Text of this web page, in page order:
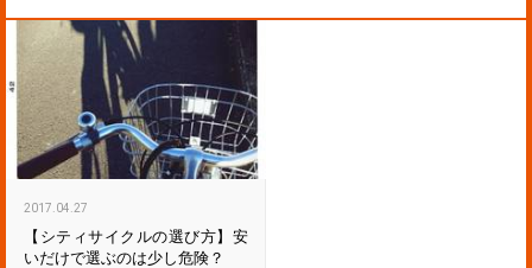
2017.04.27
【シティサイクルの選び方】安
いだけで選ぶのは少し危険？